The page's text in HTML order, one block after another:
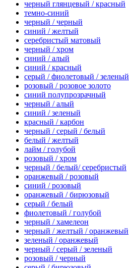
черный глянцевый / красный
темно-синий
черный / черный
синий / желтый
серебристый матовый
черный / хром
синий / алый
синий / красный
серый / фиолетовый / зеленый
розовый / розовое золото
синий полупрозрачный
черный / алый
синий / зеленый
красный / карбон
черный / серый / белый
белый / желтый
лайм / голубой
розовый / хром
черный / белый/ серебристый
оранжевый / розовый
синий / розовый
оранжевый / бирюзовый
серый / белый
фиолетовый / голубой
черный / хамелеон
черный / желтый / оранжевый
зеленый / оранжевый
черный / серый / зеленый
розовый / черный